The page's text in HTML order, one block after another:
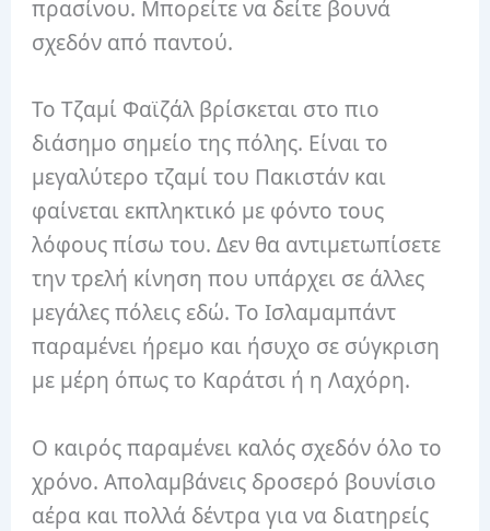
πρασίνου. Μπορείτε να δείτε βουνά
σχεδόν από παντού.
Το Τζαμί Φαϊζάλ βρίσκεται στο πιο
διάσημο σημείο της πόλης. Είναι το
μεγαλύτερο τζαμί του Πακιστάν και
φαίνεται εκπληκτικό με φόντο τους
λόφους πίσω του. Δεν θα αντιμετωπίσετε
την τρελή κίνηση που υπάρχει σε άλλες
μεγάλες πόλεις εδώ. Το Ισλαμαμπάντ
παραμένει ήρεμο και ήσυχο σε σύγκριση
με μέρη όπως το Καράτσι ή η Λαχόρη.
Ο καιρός παραμένει καλός σχεδόν όλο το
χρόνο. Απολαμβάνεις δροσερό βουνίσιο
αέρα και πολλά δέντρα για να διατηρείς